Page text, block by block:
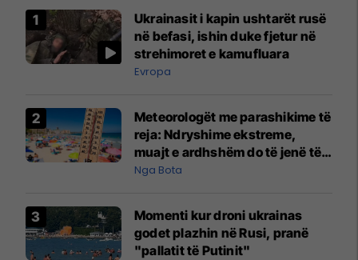
Ukrainasit i kapin ushtarët rusë
në befasi, ishin duke fjetur në
strehimoret e kamufluara
Evropa
Meteorologët me parashikime të
reja: Ndryshime ekstreme,
muajt e ardhshëm do të jenë të
pazakontë
Nga Bota
Momenti kur droni ukrainas
godet plazhin në Rusi, pranë
"pallatit të Putinit"